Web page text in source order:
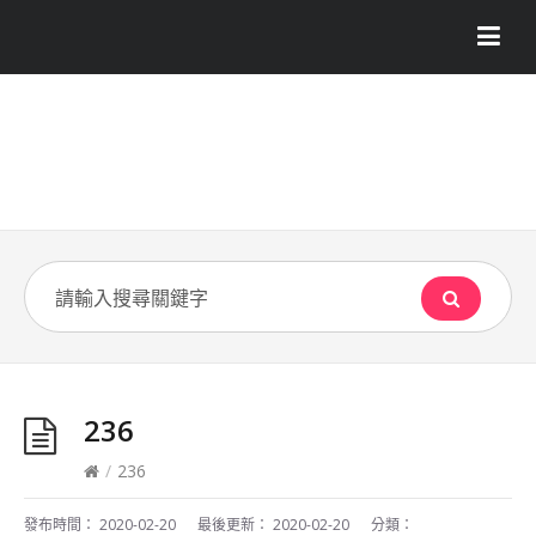
236
/ 236
發布時間： 2020-02-20 最後更新： 2020-02-20 分類：